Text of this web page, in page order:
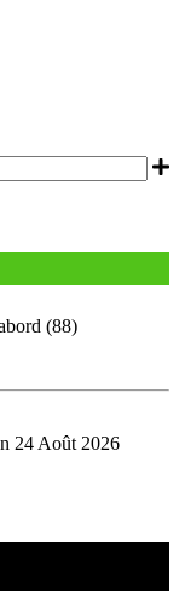
(88)
24 Août 2026